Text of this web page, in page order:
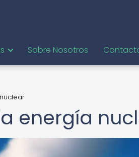
Sobre Nosotros
energía